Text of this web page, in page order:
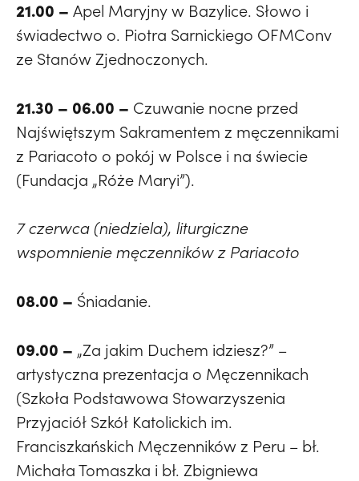
21.00 – Apel Maryjny w Bazylice. Słowo i
świadectwo o. Piotra Sarnickiego OFMConv
ze Stanów Zjednoczonych.
21.30 – 06.00 – Czuwanie nocne przed
Najświętszym Sakramentem z męczennikami
z Pariacoto o pokój w Polsce i na świecie
(Fundacja „Róże Maryi”).
7 czerwca (niedziela), liturgiczne
wspomnienie męczenników z Pariacoto
08.00 – Śniadanie.
09.00 – „Za jakim Duchem idziesz?” –
artystyczna prezentacja o Męczennikach
(Szkoła Podstawowa Stowarzyszenia
Przyjaciół Szkół Katolickich im.
Franciszkańskich Męczenników z Peru – bł.
Michała Tomaszka i bł. Zbigniewa